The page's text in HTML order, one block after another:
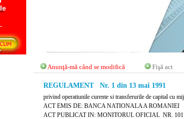
Anunţă-mă când se modifică Fişă act
REGULAMENT Nr. 1 din 13 mai 1991
privind operatiunile curente si transferurile de capital cu
ACT EMIS DE: BANCA NATIONALA A ROMANIEI
ACT PUBLICAT IN: MONITORUL OFICIAL NR. 101